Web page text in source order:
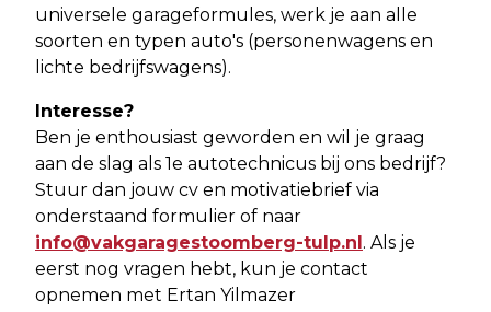
universele garageformules, werk je aan alle
soorten en typen auto's (personenwagens en
lichte bedrijfswagens).
Interesse?
Ben je enthousiast geworden en wil je graag
aan de slag als 1e autotechnicus bij ons bedrijf?
Stuur dan jouw cv en motivatiebrief via
onderstaand formulier of naar
info@vakgaragestoomberg-tulp.nl. Als je
eerst nog vragen hebt, kun je contact
opnemen met Ertan Yilmazer